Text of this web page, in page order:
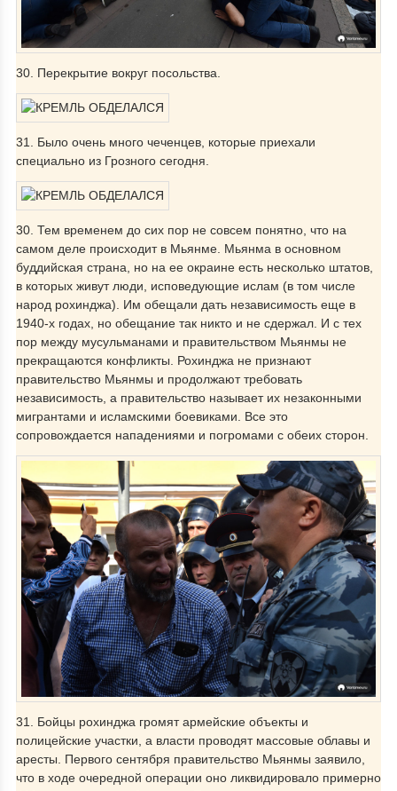
30. Перекрытие вокруг посольства.
31. Было очень много чеченцев, которые приехали
специально из Грозного сегодня.
30. Тем временем до сих пор не совсем понятно, что на
самом деле происходит в Мьянме. Мьянма в основном
буддийская страна, но на ее окраине есть несколько штатов,
в которых живут люди, исповедующие ислам (в том числе
народ рохинджа). Им обещали дать независимость еще в
1940-х годах, но обещание так никто и не сдержал. И с тех
пор между мусульманами и правительством Мьянмы не
прекращаются конфликты. Рохинджа не признают
правительство Мьянмы и продолжают требовать
независимость, а правительство называет их незаконными
мигрантами и исламскими боевиками. Все это
сопровождается нападениями и погромами с обеих сторон.
31. Бойцы рохинджа громят армейские объекты и
полицейские участки, а власти проводят массовые облавы и
аресты. Первого сентября правительство Мьянмы заявило,
что в ходе очередной операции оно ликвидировало примерно